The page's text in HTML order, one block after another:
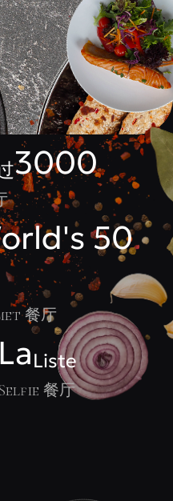
3000
50
餐厅
LaListe
餐厅